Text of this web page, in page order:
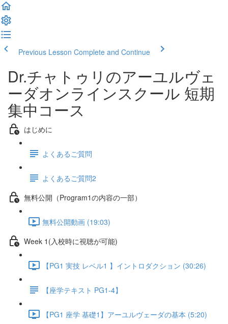
Previous Lesson Complete and Continue
Dr.チャトゥリのアーユルヴェ
ーダオンラインスクール 短期
集中コース
はじめに
よくあるご質問
よくあるご質問2
無料公開（Program1の内容の一部）
無料公開動画 (19:03)
Week 1(入校時に視聴が可能)
【PG1 実技 レベル1 】イントロダクション (30:26)
【座学テキスト PG1-4】
【PG1 座学 基礎1】アーユルヴェーダの基本 (5:20)